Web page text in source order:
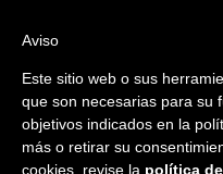
Aviso
Este sitio web o sus
que son necesarias para su
objetivos indicados en la
más o retirar su
cookies, revise la política